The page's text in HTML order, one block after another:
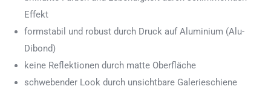
Effekt
formstabil und robust durch Druck auf Aluminium (Alu-
Dibond)
keine Reflektionen durch matte Oberfläche
schwebender Look durch unsichtbare Galerieschiene